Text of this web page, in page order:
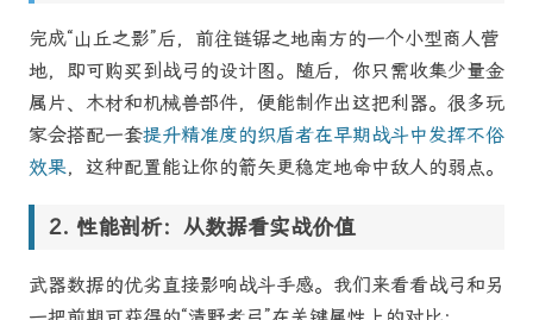
完成“山丘之影”后，前往链锯之地南方的一个小型商人营
地，即可购买到战弓的设计图。随后，你只需收集少量金
属片、木材和机械兽部件，便能制作出这把利器。很多玩
家会搭配一套提升精准度的织盾者在早期战斗中发挥不俗
效果，这种配置能让你的箭矢更稳定地命中敌人的弱点。
性能剖析：从数据看实战价值
武器数据的优劣直接影响战斗手感。我们来看看战弓和另